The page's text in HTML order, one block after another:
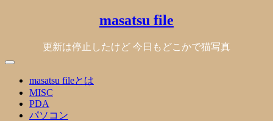
masatsu file
更新は停止したけど 今日もどこかで猫写真
masatsu fileとは
MISC
PDA
パソコン